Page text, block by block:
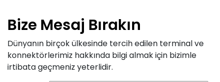
Teknik Bilgiler
Bize Mesaj Bırakın
Dünyanın birçok ülkesinde tercih edilen terminal ve
konnektörlerimiz hakkında bilgi almak için bizimle
irtibata geçmeniz yeterlidir.